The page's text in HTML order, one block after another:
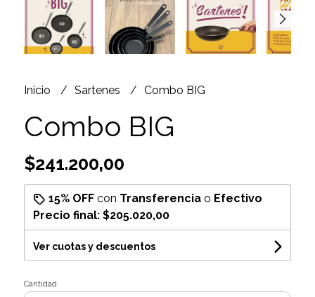
Inicio Sartenes Combo BIG
Combo BIG
$241.200,00
15% OFFcon Transferenciao Efectivo
Precio final: $205.020,00
Ver cuotas y descuentos
Cantidad